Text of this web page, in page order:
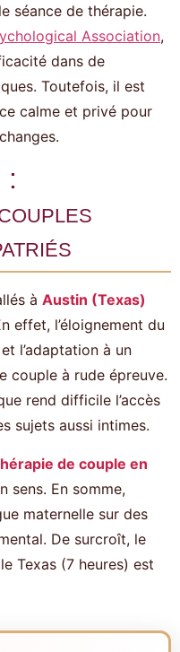
séance de thérapie.
Association,
dans de
Toutefois, il est
calme et privé pour
:
à Austin (Texas)
effet, l’éloignement du
l’adaptation à un
couple à rude épreuve.
rend difficile l’accès
sujets aussi intimes.
de couple en
sens. En somme,
maternelle sur des
De surcroît, le
Texas (7 heures) est